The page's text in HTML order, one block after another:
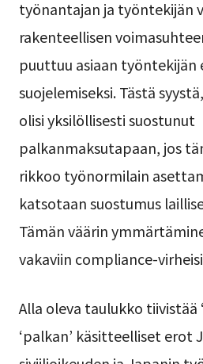
työnantajan ja työntekijän
rakenteellisen
puuttuu asiaan työntekijän
suojelemiseksi. Tästä
olisi yksilöllisesti suostunut
palkanmaksutapaan, jos
rikkoo työnormilain
katsotaan suostumus
Tämän väärin
vakaviin compliance-
Alla oleva taulukko tiivistää
‘palkan’ käsitteelliset erot